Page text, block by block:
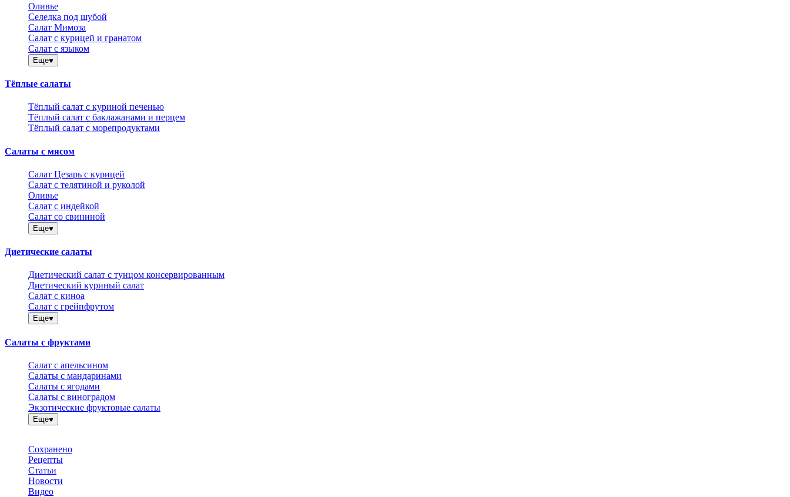
Оливье
Селедка под шубой
Салат Мимоза
Салат с курицей и гранатом
Салат с языком
Еще
Тёплые салаты
Тёплый салат с куриной печенью
Тёплый салат с баклажанами и перцем
Тёплый салат с морепродуктами
Салаты с мясом
Салат Цезарь с курицей
Салат с телятиной и руколой
Оливье
Салат с индейкой
Салат со свининой
Еще
Диетические салаты
Диетический салат с тунцом консервированным
Диетический куриный салат
Салат с киноа
Салат с грейпфрутом
Еще
Салаты с фруктами
Салат с апельсином
Салаты с мандаринами
Салаты с ягодами
Салаты с виноградом
Экзотические фруктовые салаты
Еще
Сохранено
Рецепты
Статьи
Новости
Видео